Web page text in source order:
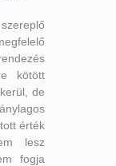
kötött
de
érték
lesz
fogja